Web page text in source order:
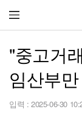
"중고거
임산부
입력 : 2025-06-30